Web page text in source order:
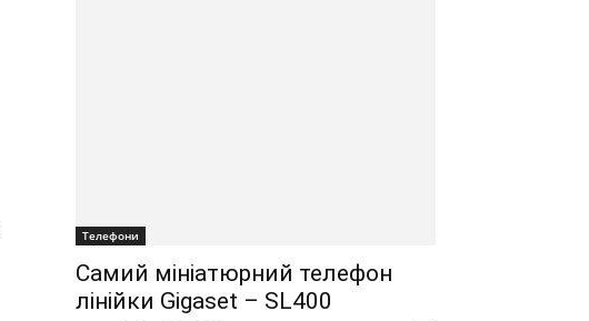
Телефони
Самий мініатюрний телефон
лінійки Gigaset – SL400